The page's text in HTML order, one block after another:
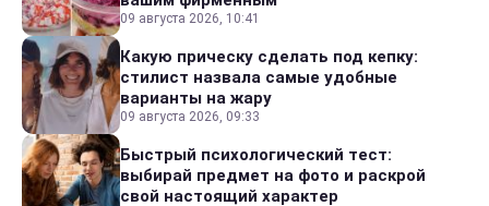
09 августа 2026, 10:41
Какую прическу сделать под кепку:
стилист назвала самые удобные
варианты на жару
09 августа 2026, 09:33
Быстрый психологический тест:
выбирай предмет на фото и раскрой
свой настоящий характер